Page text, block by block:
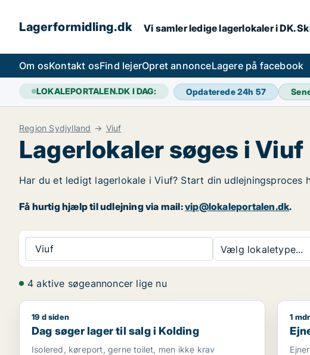
Lagerformidling.dk Vi samler ledige lagerlokaler i DK.
Om osKontakt osFind lejerOpret annonceLagere på facebook
LOKALEPORTALEN.DK I DAG: Opdaterede 24h 57
Region Sydjylland Viuf
Lagerlokaler søges i Viuf
Har du et ledigt lagerlokale i Viuf? Start din
Få hurtig hjælp til udlejning via mail:vip@lokaleportalen.dk.
Viuf Vælg lokaletype...
4 aktive søgeannoncer lige nu
Dag søger lager til salg i Kolding
19 d siden
Dag søger lager til salg i Kolding
Isolered, køreport, gerne toilet, men ikke krav
1